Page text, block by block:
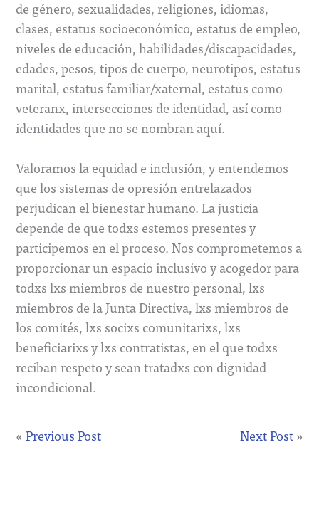
de género, sexualidades, religiones, idiomas,
clases, estatus socioeconómico, estatus de empleo,
niveles de educación, habilidades/discapacidades,
edades, pesos, tipos de cuerpo, neurotipos, estatus
marital, estatus familiar/xaternal, estatus como
veteranx, intersecciones de identidad, así como
identidades que no se nombran aquí.
Valoramos la equidad e inclusión, y entendemos
que los sistemas de opresión entrelazados
perjudican el bienestar humano. La justicia
depende de que todxs estemos presentes y
participemos en el proceso. Nos comprometemos a
proporcionar un espacio inclusivo y acogedor para
todxs lxs miembros de nuestro personal, lxs
miembros de la Junta Directiva, lxs miembros de
los comités, lxs socixs comunitarixs, lxs
beneficiarixs y lxs contratistas, en el que todxs
reciban respeto y sean tratadxs con dignidad
incondicional.
«Previous Post Next Post»